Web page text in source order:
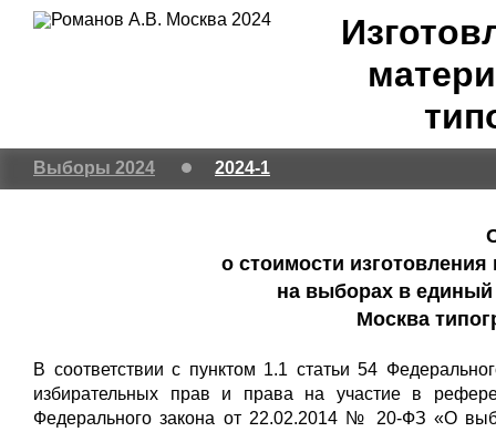
Выборы 2024 2024-1
о стоимости
на выборах в единый
Москва
В соответствии с пунктом 1.1 статьи 54
избирательных прав и права на участие в
Федерального закона от 22.02.2014 № 20-ФЗ «О